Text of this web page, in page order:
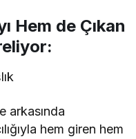
Hem de Çıkan
arkasında
hem giren hem